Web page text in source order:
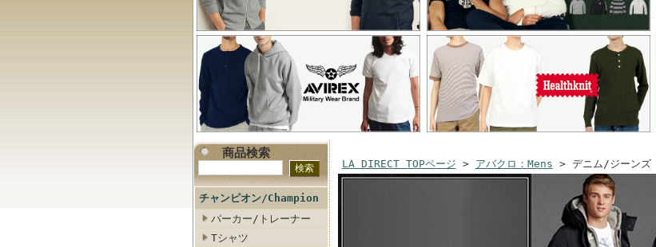
商品検索
チャンピオン/Champion
パーカー/トレーナー
Tシャツ
LA DIRECT TOPページ > アバクロ：Mens > デニム/ジーンズ